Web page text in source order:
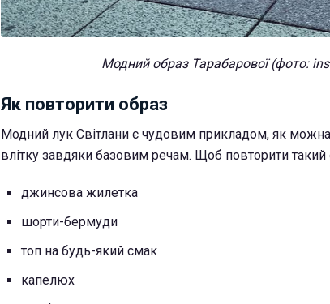
Модний образ Тарабарової (фото:
Як повторити образ
Модний лук Світлани є чудовим прикладом, як
влітку завдяки базовим речам. Щоб повторити такий
джинсова жилетка
шорти-бермуди
топ на будь-який смак
капелюх